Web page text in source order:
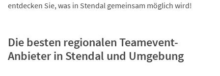
entdecken Sie, was in Stendal gemeinsam möglich wird!
Die besten regionalen Teamevent-
Anbieter in Stendal und Umgebung